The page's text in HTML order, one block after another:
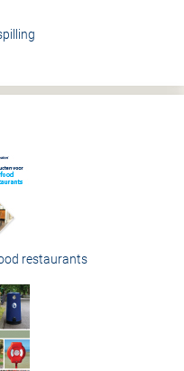
restaurants